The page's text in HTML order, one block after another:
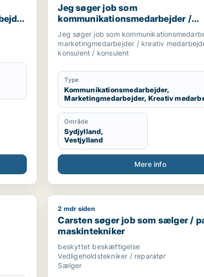
Jeg søger job som
kommunikationsmedarbejder /
marketingmedarbejder / kreativ
medarbejder / pr-konsulent /
Jeg søger job som
marketingmedarbejder / kreativ
konsulent / konsulent
Type
Kommunikationsmedarbejder,
Marketingmedarbejder, Kreativ
Område
Sydjylland,
Vestjylland
Mere info
/ sælger / forretningsudvikler / kreativ
Carsten søger job som sælger /
2 mdr siden
Carsten søger job som sælger /
maskintekniker
beskyttet beskæftigelse
Vedligeholdstekniker / reparatør
Sælger